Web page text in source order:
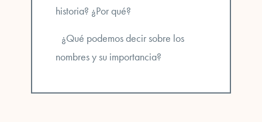
historia? ¿Por qué?
¿Qué podemos decir sobre los
nombres y su importancia?